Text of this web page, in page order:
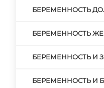
БЕРЕМЕННОСТЬ
БЕРЕМЕННОСТЬ
БЕРЕМЕННОСТЬ И
БЕРЕМЕННОСТЬ И